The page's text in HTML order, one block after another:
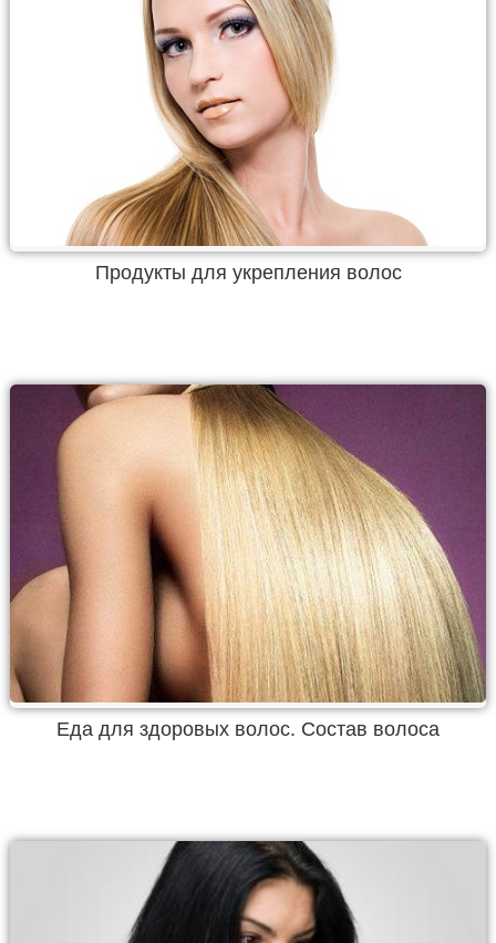
Продукты для укрепления волос
Еда для здоровых волос. Состав волоса